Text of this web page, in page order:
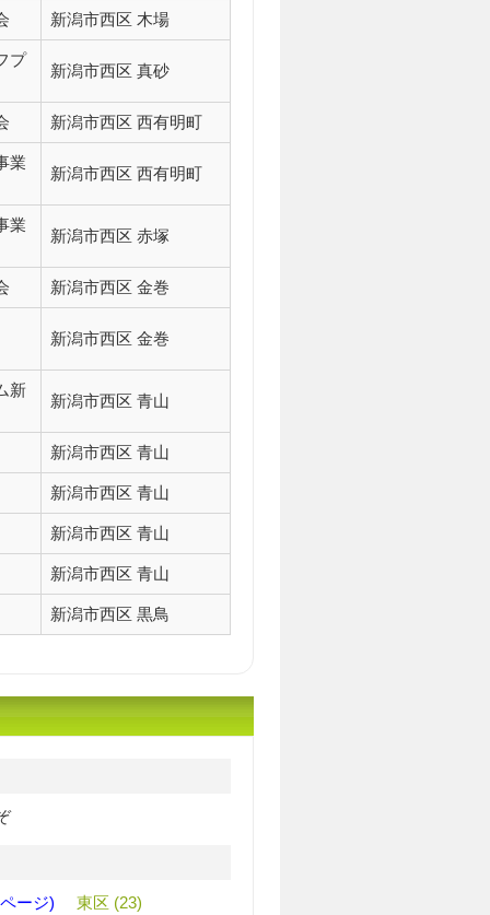
新潟市西区 木場
プ
新潟市西区 真砂
新潟市西区 西有明町
業
新潟市西区 西有明町
業
新潟市西区 赤塚
新潟市西区 金巻
新潟市西区 金巻
新
新潟市西区 青山
新潟市西区 青山
新潟市西区 青山
新潟市西区 青山
新潟市西区 青山
新潟市西区 黒鳥
ージ) 東区 (23)